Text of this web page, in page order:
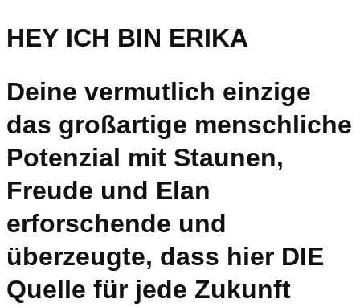
HEY ICH BIN ERIKA
Deine vermutlich einzige
das großartige menschliche
Potenzial mit Staunen,
Freude und Elan
erforschende und
überzeugte, dass hier DIE
Quelle für jede Zukunft